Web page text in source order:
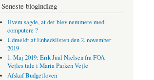
Seneste blogindlæg
Hvem sagde, at det blev nemmere med
computere ?
Udmeldt af Enhedslisten den 2. november
2019
1. Maj 2019: Erik Juul Nielsen fra FOA
Vejles tale i Maria Parken Vejle
Afskaf Budgetloven